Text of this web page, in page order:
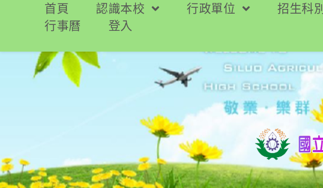
要
首頁 認識本校 行政單位 招生科別
行事曆
登入